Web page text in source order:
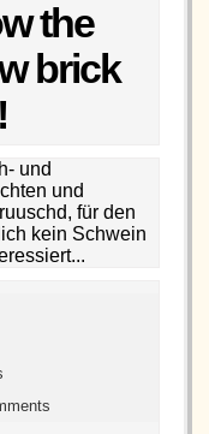
the
brick
und
und
für den
kein Schwein